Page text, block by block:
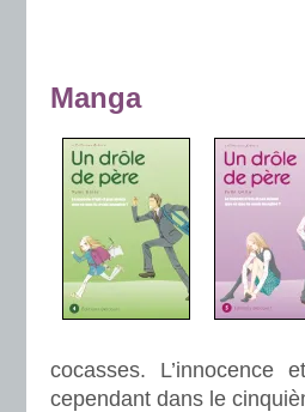
Manga
cocasses.
cependant dans le